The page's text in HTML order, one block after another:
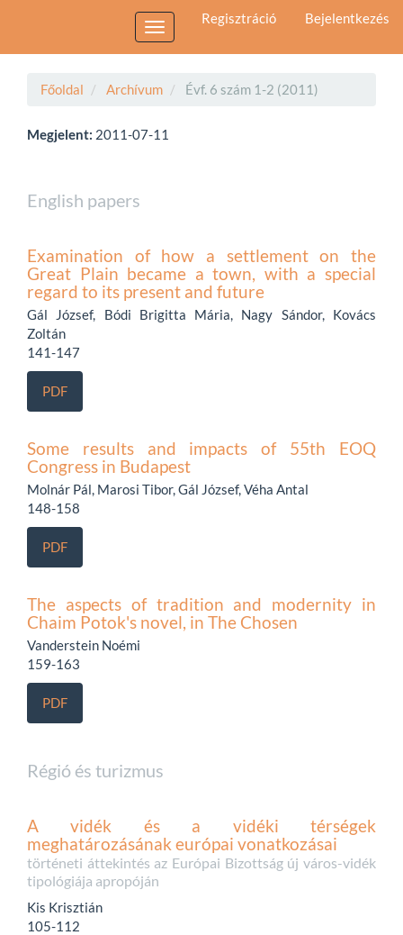
Sidebar
Regisztráció Bejelentkezés
Toggle
navigation
Főoldal Archívum Évf. 6 szám 1-2 (2011)
Megjelent: 2011-07-11
English papers
Examination of how a settlement on the
Great Plain became a town, with a special
regard to its present and future
Gál József, Bódi Brigitta Mária, Nagy Sándor, Kovács
Zoltán
141-147
PDF
Some results and impacts of 55th EOQ
Congress in Budapest
Molnár Pál, Marosi Tibor, Gál József, Véha Antal
148-158
PDF
The aspects of tradition and modernity in
Chaim Potok's novel, in The Chosen
Vanderstein Noémi
159-163
PDF
Régió és turizmus
A vidék és a vidéki térségek
meghatározásának európai vonatkozásai
történeti áttekintés az Európai Bizottság új város-vidék
tipológiája apropóján
Kis Krisztián
105-112